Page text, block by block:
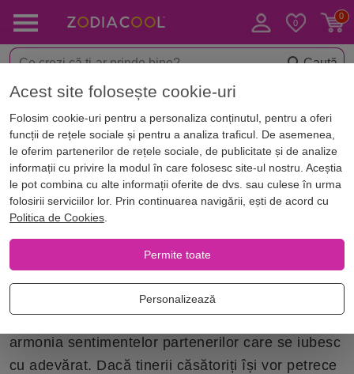
Caută
Acasă Numerologie Număr casă 2
Număr casă 2
Dacă numărul de pe ușă este 2, 11, 29, 38, 47, 56
sau orice combinație adunată care rezultă 2,
verifică ce spune numărul 2 de pe ușa casei
Locuința având cifra vibrației 2 este bună mai
ales pentru tinerii căsătoriți, plină de bucurie,
viață, iubire, spiritualitate. Este locul ideal pentru
armonia sentimentelor partenerilor care se iubesc
cu adevărat. Dacă tinerii căsătoriți își vor petrece
Acest site folosește cookie-uri
Folosim cookie-uri pentru a personaliza conținutul, pentru a oferi
funcții de rețele sociale și pentru a analiza traficul. De asemenea,
le oferim partenerilor de rețele sociale, de publicitate și de analize
informații cu privire la modul în care folosesc site-ul nostru. Aceștia
le pot combina cu alte informații oferite de dvs. sau culese în urma
folosirii serviciilor lor. Prin continuarea navigării, ești de acord cu
Politica de Cookies.
Permite toate
Personalizează